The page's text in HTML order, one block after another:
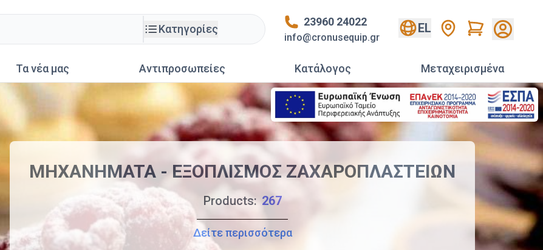
Κατηγορίες
23960 24022
info@cronusequip.gr
EL Cart
Τα νέα μας Αντιπροσωπείες Κατάλογος Mεταχειρισμένα
MHXANHMATA - EΞOΠΛIΣMOΣ ZAXAPOΠΛAΣTEIΩN
Products: 267
Δείτε περισσότερα